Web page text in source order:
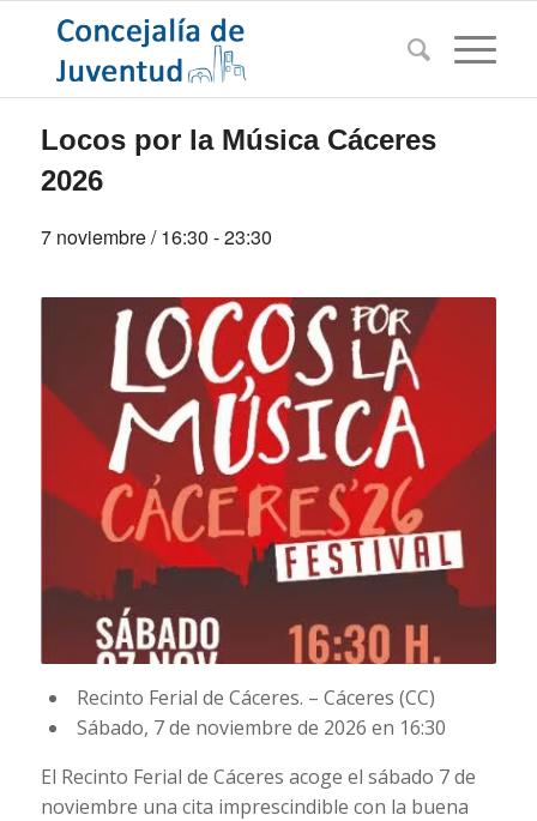
Locos por la Música Cáceres
2026
7 noviembre / 16:30 -23:30
Recinto Ferial de Cáceres. – Cáceres (CC)
Sábado, 7 de noviembre de 2026 en 16:30
El Recinto Ferial de Cáceres acoge el sábado 7 de
noviembre una cita imprescindible con la buena